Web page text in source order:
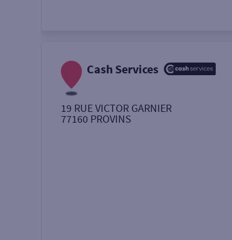
Retrait de billets €
Cash Services
19 RUE VICTOR GARNIER
77160 PROVINS